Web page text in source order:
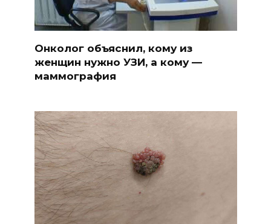
Онколог объяснил, кому из
женщин нужно УЗИ, а кому —
маммография